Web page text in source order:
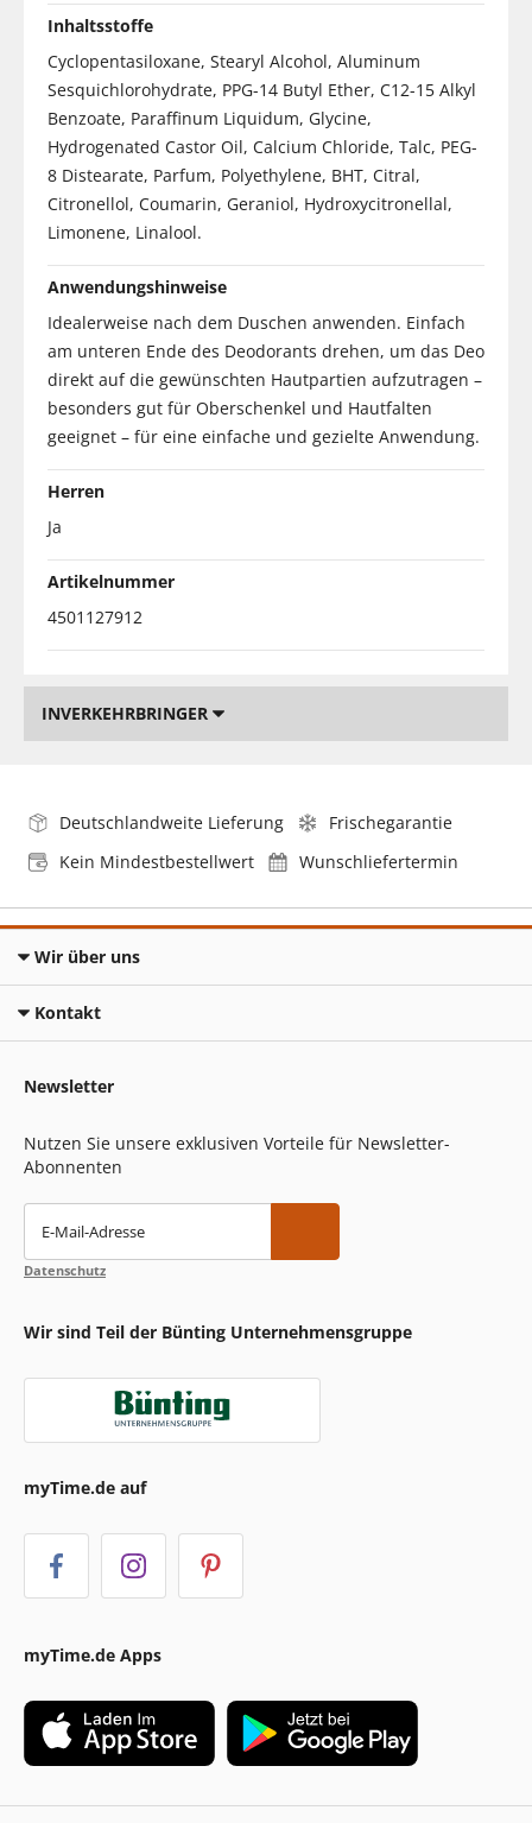
Inhaltsstoffe
Cyclopentasiloxane, Stearyl Alcohol, Aluminum
Sesquichlorohydrate, PPG-14 Butyl Ether, C12-15 Alkyl
Benzoate, Paraffinum Liquidum, Glycine,
Hydrogenated Castor Oil, Calcium Chloride, Talc, PEG-
8 Distearate, Parfum, Polyethylene, BHT, Citral,
Citronellol, Coumarin, Geraniol, Hydroxycitronellal,
Limonene, Linalool.
Anwendungshinweise
Idealerweise nach dem Duschen anwenden. Einfach
am unteren Ende des Deodorants drehen, um das Deo
direkt auf die gewünschten Hautpartien aufzutragen –
besonders gut für Oberschenkel und Hautfalten
geeignet – für eine einfache und gezielte Anwendung.
Herren
Ja
Artikelnummer
4501127912
INVERKEHRBRINGER
Deutschlandweite Lieferung
Frischegarantie
Kein Mindestbestellwert
Wunschliefertermin
Wir über uns
Kontakt
Newsletter
Nutzen Sie unsere exklusiven Vorteile für Newsletter-
Abonnenten
E-Mail-Adresse
Datenschutz
Wir sind Teil der Bünting Unternehmensgruppe
myTime.de auf
myTime.de Apps